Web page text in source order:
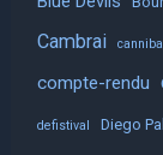
Cambrai
compte-rendu
defistival Diego